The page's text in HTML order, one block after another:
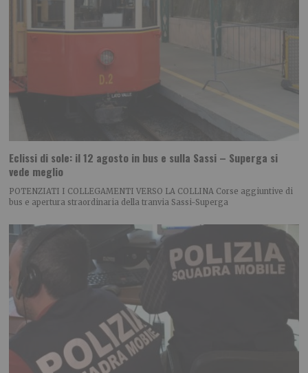
Eclissi di sole: il 12 agosto in bus e sulla Sassi – Superga si
vede meglio
POTENZIATI I COLLEGAMENTI VERSO LA COLLINA Corse aggiuntive di
bus e apertura straordinaria della tranvia Sassi-Superga